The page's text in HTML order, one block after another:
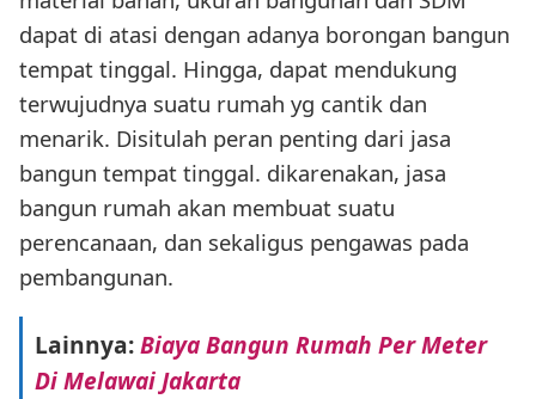
dapat di atasi dengan adanya borongan bangun
tempat tinggal. Hingga, dapat mendukung
terwujudnya suatu rumah yg cantik dan
menarik. Disitulah peran penting dari jasa
bangun tempat tinggal. dikarenakan, jasa
bangun rumah akan membuat suatu
perencanaan, dan sekaligus pengawas pada
pembangunan.
Lainnya:Biaya Bangun Rumah Per Meter
Di Melawai Jakarta